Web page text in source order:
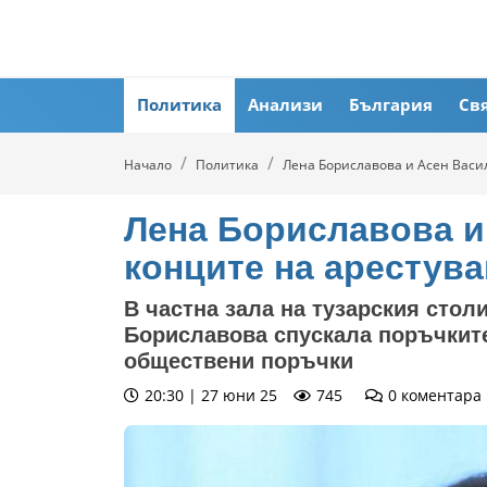
Политика Анализи България
Начало Политика Лена Бориславова и Асен
Лена Бориславова
конците на
В частна зала на тузарския
Бориславова спускала
обществени поръчки
20:30 | 27 юни 25 745 0 коментара